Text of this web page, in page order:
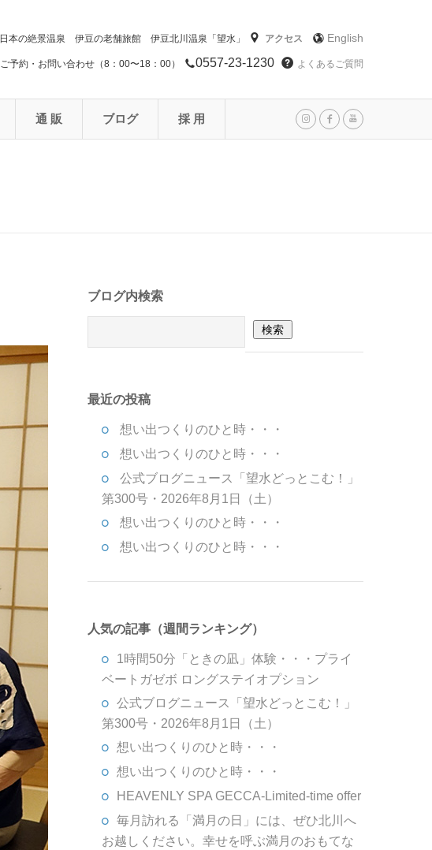
日本の絶景温泉 伊豆の老舗旅館 伊豆北川温泉「望水」 アクセス English
ご予約・お問い合わせ（8：00〜18：00） 0557-23-1230 よくあるご質問
通 販 ブログ 採 用
ブログ内検索
最近の投稿
想い出つくりのひと時・・・
想い出つくりのひと時・・・
公式ブログニュース「望水どっとこむ！」
第300号・2026年8月1日（土）
想い出つくりのひと時・・・
想い出つくりのひと時・・・
人気の記事（週間ランキング）
1時間50分「ときの凪」体験・・・プライ
ベートガゼボ ロングステイオプション
公式ブログニュース「望水どっとこむ！」
第300号・2026年8月1日（土）
想い出つくりのひと時・・・
想い出つくりのひと時・・・
HEAVENLY SPA GECCA-Limited-time offer
毎月訪れる「満月の日」には、ぜひ北川へ
お越しください。幸せを呼ぶ満月のおもてな